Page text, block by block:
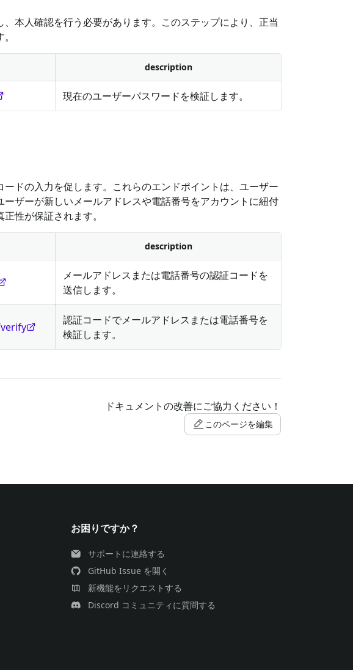
本人確認を行う必要があります。このステップにより、正当
description
現在のユーザーパスワードを検証します。
ドの入力を促します。これらのエンドポイントは、ユーザー
ザーが新しいメールアドレスや電話番号をアカウントに紐付
性が保証されます。
description
メールアドレスまたは電話番号の認証コードを
送信します。
認証コードでメールアドレスまたは電話番号を
検証します。
ドキュメントの改善にご協力ください！
このページを編集
お困りですか？
サポートに連絡する
GitHub Issue を開く
新機能をリクエストする
Discord コミュニティに質問する